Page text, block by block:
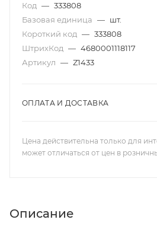
Код — 333808
Базовая единица — шт.
Короткий код — 333808
ШтрихКод — 4680001118117
Артикул — Z1433
ОПЛАТА И ДОСТАВКА
Цена действительна только для
может отличаться от цен в
Описание